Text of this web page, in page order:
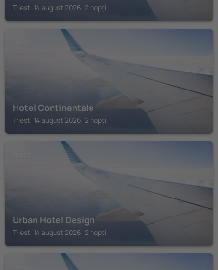
Triest, 14 august 2026, 2 nopți
Hotel Continentale
Triest, 14 august 2026, 2 nopți
Urban Hotel Design
Triest, 14 august 2026, 2 nopți